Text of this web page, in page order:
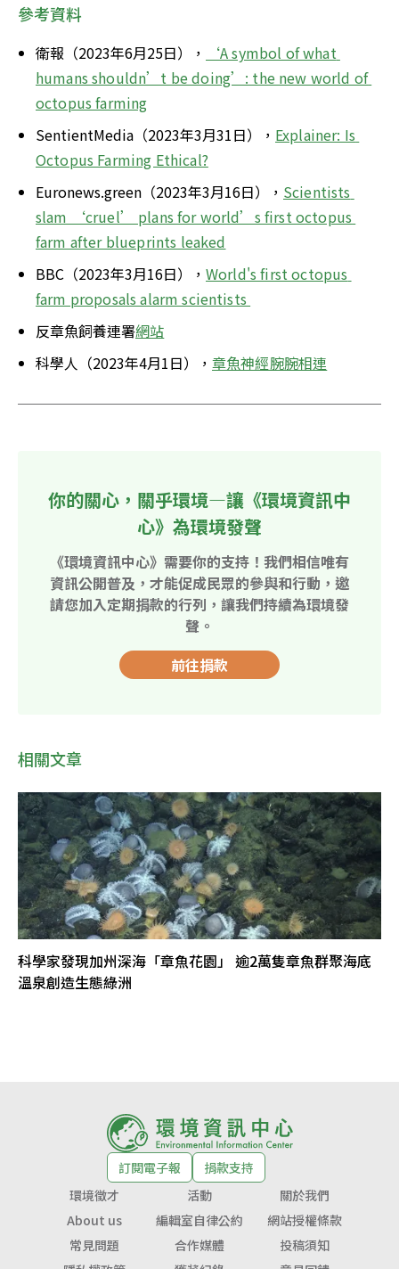
參考資料
衛報（2023年6月25日），
‘A symbol of what
humans shouldn’t be doing’: the new world of
octopus farming
SentientMedia（2023年3月31日）， Explainer: Is
Octopus Farming Ethical?
Euronews.green（2023年3月16日）， Scientists
slam ‘cruel’ plans for world’s first octopus
farm after blueprints leaked
BBC（2023年3月16日）， World's first octopus
farm proposals alarm scientists
反章魚飼養連署網站
科學人（2023年4月1日）， 章魚神經腕腕相連
你的關心，關乎環境—讓《環境資訊中
心》為環境發聲
《環境資訊中心》需要你的支持！我們相信唯有
資訊公開普及，才能促成民眾的參與和行動，邀
請您加入定期捐款的行列，讓我們持續為環境發
聲。
前往捐款
相關文章
科學家發現加州深海「章魚花園」 逾2萬隻章魚群聚海底
溫泉創造生態綠洲
訂閱電子報
捐款支持
環境徵才
活動
關於我們
About us
編輯室自律公約
網站授權條款
常見問題
合作媒體
投稿須知